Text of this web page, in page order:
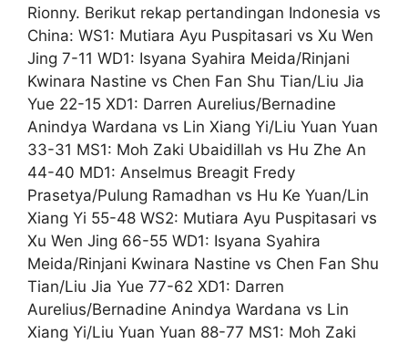
Rionny. Berikut rekap pertandingan Indonesia vs
China: WS1: Mutiara Ayu Puspitasari vs Xu Wen
Jing 7-11 WD1: Isyana Syahira Meida/Rinjani
Kwinara Nastine vs Chen Fan Shu Tian/Liu Jia
Yue 22-15 XD1: Darren Aurelius/Bernadine
Anindya Wardana vs Lin Xiang Yi/Liu Yuan Yuan
33-31 MS1: Moh Zaki Ubaidillah vs Hu Zhe An
44-40 MD1: Anselmus Breagit Fredy
Prasetya/Pulung Ramadhan vs Hu Ke Yuan/Lin
Xiang Yi 55-48 WS2: Mutiara Ayu Puspitasari vs
Xu Wen Jing 66-55 WD1: Isyana Syahira
Meida/Rinjani Kwinara Nastine vs Chen Fan Shu
Tian/Liu Jia Yue 77-62 XD1: Darren
Aurelius/Bernadine Anindya Wardana vs Lin
Xiang Yi/Liu Yuan Yuan 88-77 MS1: Moh Zaki